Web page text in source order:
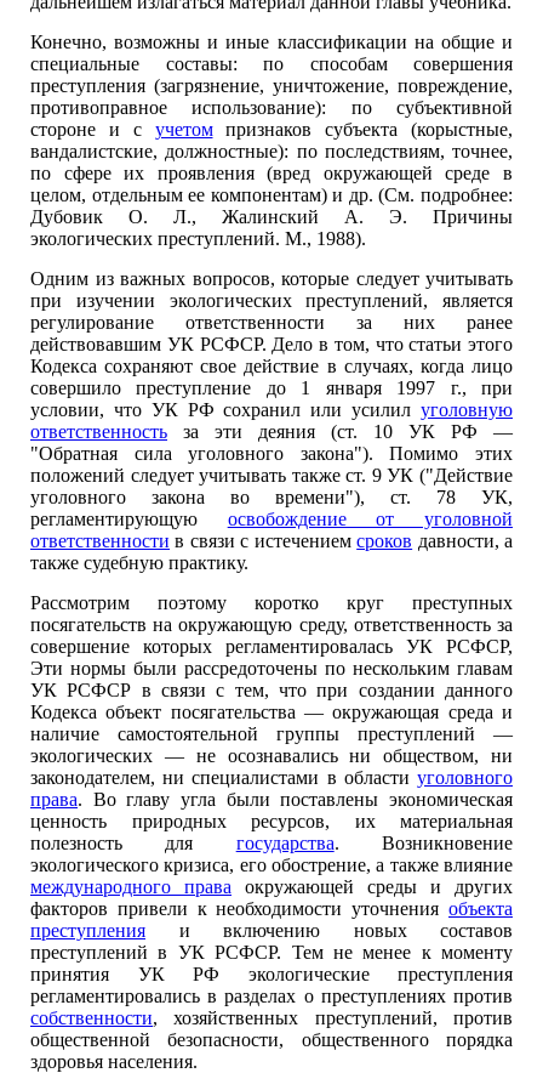
Конечно, возможны и иные классификации на общие и
специальные составы: по способам совершения
преступления (загрязнение, уничтожение, повреждение,
противоправное использование): по субъективной
стороне и с учетомпризнаков субъекта (корыстные,
вандалистские, должностные): по последствиям, точнее,
по сфере их проявления (вред окружающей среде в
целом, отдельным ее компонентам) и др. (См. подробнее:
Дубовик О. Л., Жалинский А. Э. Причины
экологических преступлений. М., 1988).
Одним из важных вопросов, которые следует учитывать
при изучении экологических преступлений, является
регулирование ответственности за них ранее
действовавшим УК РСФСР. Дело в том, что статьи этого
Кодекса сохраняют свое действие в случаях, когда лицо
совершило преступление до 1 января 1997 г., при
условии, что УК РФ сохранил или усилил уголовную
ответственность за эти деяния (ст. 10 УК РФ —
"Обратная сила уголовного закона"). Помимо этих
положений следует учитывать также ст. 9 УК ("Действие
уголовного закона во времени"), ст. 78 УК,
регламентирующую освобождение от уголовной
ответственности в связи с истечениемсроков давности, а
также судебную практику.
Рассмотрим поэтому коротко круг преступных
посягательств на окружающую среду, ответственность за
совершение которых регламентировалась УК РСФСР,
Эти нормы были рассредоточены по нескольким главам
УК РСФСР в связи с тем, что при создании данного
Кодекса объект посягательства — окружающая среда и
наличие самостоятельной группы преступлений —
экологических — не осознавались ни обществом, ни
законодателем, ни специалистами в области уголовного
права. Во главу угла были поставлены экономическая
ценность природных ресурсов, их материальная
полезность для государства. Возникновение
экологического кризиса, его обострение, а также влияние
международного права окружающей среды и других
факторов привели к необходимости уточнения объекта
преступления и включению новых составов
преступлений в УК РСФСР. Тем не менее к моменту
принятия УК РФ экологические преступления
регламентировались в разделах о преступлениях против
собственности, хозяйственных преступлений, против
общественной безопасности, общественного порядка
здоровья населения.